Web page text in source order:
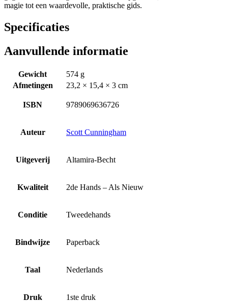
magie tot een waardevolle, praktische gids.
Specificaties
Aanvullende informatie
Gewicht
574 g
Afmetingen
23,2 × 15,4 × 3 cm
ISBN 9789069636726
Auteur Scott Cunningham
Uitgeverij Altamira-Becht
Kwaliteit 2de Hands – Als Nieuw
Conditie Tweedehands
Bindwijze Paperback
Taal Nederlands
Druk 1ste druk